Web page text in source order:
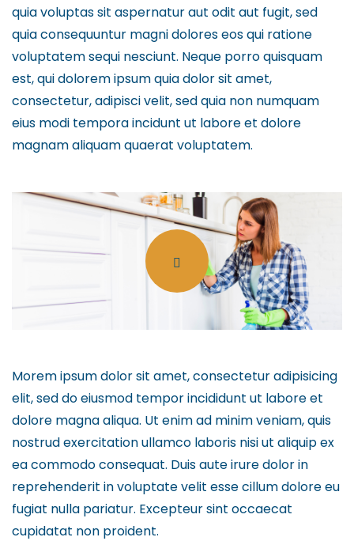
quia voluptas sit aspernatur aut odit aut fugit, sed
quia consequuntur magni dolores eos qui ratione
voluptatem sequi nesciunt. Neque porro quisquam
est, qui dolorem ipsum quia dolor sit amet,
consectetur, adipisci velit, sed quia non numquam
eius modi tempora incidunt ut labore et dolore
magnam aliquam quaerat voluptatem.
Morem ipsum dolor sit amet, consectetur adipisicing
elit, sed do eiusmod tempor incididunt ut labore et
dolore magna aliqua. Ut enim ad minim veniam, quis
nostrud exercitation ullamco laboris nisi ut aliquip ex
ea commodo consequat. Duis aute irure dolor in
reprehenderit in voluptate velit esse cillum dolore eu
fugiat nulla pariatur. Excepteur sint occaecat
cupidatat non proident.